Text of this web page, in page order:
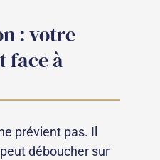
: votre
face à
prévient pas. Il
déboucher sur